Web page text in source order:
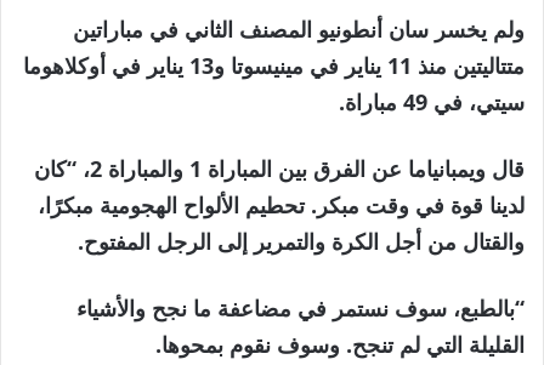
ولم يخسر سان أنطونيو المصنف الثاني في مباراتين
متتاليتين منذ 11 يناير في مينيسوتا و13 يناير في أوكلاهوما
سيتي، في 49 مباراة.
قال ويمبانياما عن الفرق بين المباراة 1 والمباراة 2، “كان
لدينا قوة في وقت مبكر. تحطيم الألواح الهجومية مبكرًا،
والقتال من أجل الكرة والتمرير إلى الرجل المفتوح.
“بالطبع، سوف نستمر في مضاعفة ما نجح والأشياء
القليلة التي لم تنجح. وسوف نقوم بمحوها.